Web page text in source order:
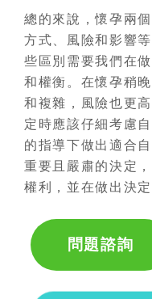
總的來說，懷孕兩
方式、風險和影響
些區別需要我們在
和權衡。在懷孕稍
和複雜，風險也更
定時應該仔細考慮
的指導下做出適合
重要且嚴肅的決定
權利，並在做出決定
問題諮詢